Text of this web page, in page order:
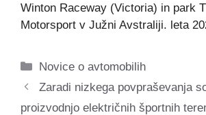
Winton Raceway (Victoria) in park
Motorsport v Južni Avstraliji. leta
Categories
Novice o avtomobilih
Zaradi nizkega povpraševanja
proizvodnjo električnih športnih